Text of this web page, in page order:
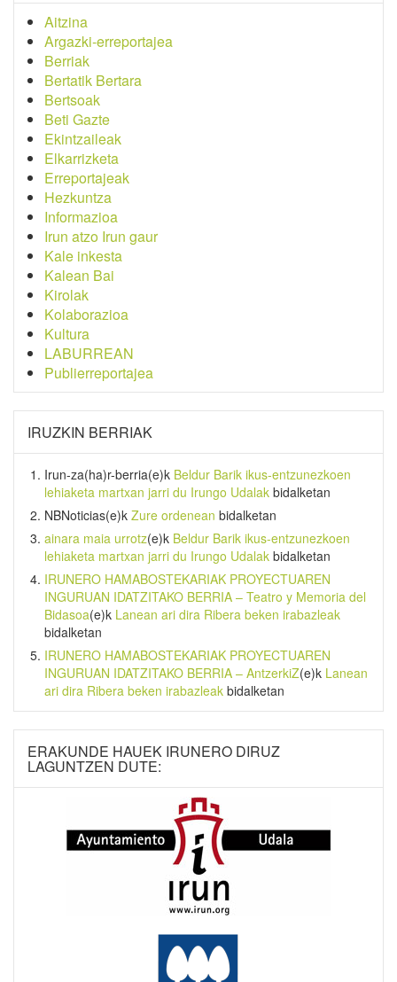
Aitzina
Argazki-erreportajea
Berriak
Bertatik Bertara
Bertsoak
Beti Gazte
Ekintzaileak
Elkarrizketa
Erreportajeak
Hezkuntza
Informazioa
Irun atzo Irun gaur
Kale inkesta
Kalean Bai
Kirolak
Kolaborazioa
Kultura
LABURREAN
Publierreportajea
IRUZKIN BERRIAK
Irun-za(ha)r-berria(e)k Beldur Barik ikus-entzunezkoen
lehiaketa martxan jarri du Irungo Udalak bidalketan
NBNoticias(e)k Zure ordenean bidalketan
ainara maia urrotz(e)k Beldur Barik ikus-entzunezkoen
lehiaketa martxan jarri du Irungo Udalak bidalketan
IRUNERO HAMABOSTEKARIAK PROYECTUAREN
INGURUAN IDATZITAKO BERRIA – Teatro y Memoria del
Bidasoa(e)k Lanean ari dira Ribera beken irabazleak
bidalketan
IRUNERO HAMABOSTEKARIAK PROYECTUAREN
INGURUAN IDATZITAKO BERRIA – AntzerkiZ(e)k Lanean
ari dira Ribera beken irabazleak bidalketan
ERAKUNDE HAUEK IRUNERO DIRUZ
LAGUNTZEN DUTE: